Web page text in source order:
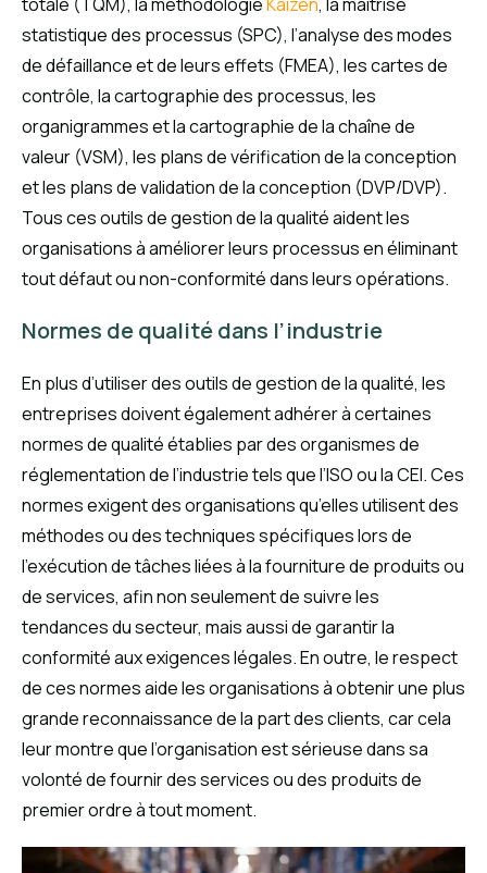
statistique des processus (SPC), l’analyse des modes
de défaillance et de leurs effets (FMEA), les cartes de
contrôle, la cartographie des processus, les
organigrammes et la cartographie de la chaîne de
valeur (VSM), les plans de vérification de la conception
et les plans de validation de la conception (DVP/DVP).
Tous ces outils de gestion de la qualité aident les
organisations à améliorer leurs processus en éliminant
tout défaut ou non-conformité dans leurs opérations.
Normes de qualité dans l’industrie
En plus d’utiliser des outils de gestion de la qualité, les
entreprises doivent également adhérer à certaines
normes de qualité établies par des organismes de
réglementation de l’industrie tels que l’ISO ou la CEI. Ces
normes exigent des organisations qu’elles utilisent des
méthodes ou des techniques spécifiques lors de
l’exécution de tâches liées à la fourniture de produits ou
de services, afin non seulement de suivre les
tendances du secteur, mais aussi de garantir la
conformité aux exigences légales. En outre, le respect
de ces normes aide les organisations à obtenir une plus
grande reconnaissance de la part des clients, car cela
leur montre que l’organisation est sérieuse dans sa
volonté de fournir des services ou des produits de
premier ordre à tout moment.